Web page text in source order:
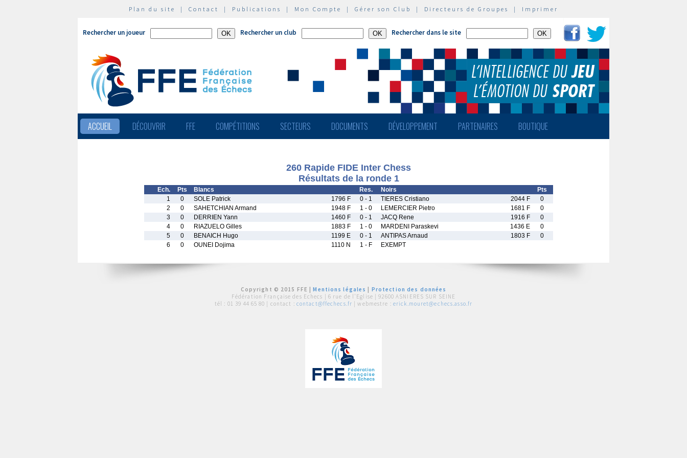
Plan du site | Contact | Publications | Mon Compte | Gérer son Club | Directeurs de Groupes | Imprimer
Rechercher un joueur Rechercher un club Rechercher dans le site
ACCUEIL DÉCOUVRIR FFE COMPÉTITIONS SECTEURS DOCUMENTS DÉVELOPPEMENT PARTENAIRES BOUTIQUE
260 Rapide FIDE Inter Chess
Résultats de la ronde 1
Ech. Pts Blancs Res. Noirs
Pts
1
0 SOLE Patrick 1796 F 0 - 1 TIERES Cristiano 2044 F
0
2
0 SAHETCHIAN Armand 1948 F 1 - 0 LEMERCIER Pietro 1681 F
0
3
0 DERRIEN Yann 1460 F 0 - 1 JACQ Rene 1916 F
0
4
0 RIAZUELO Gilles 1883 F 1 - 0 MARDENI Paraskevi 1436 E
0
5
0 BENAICH Hugo 1199 E 0 - 1 ANTIPAS Arnaud 1803 F
0
6
0 OUNEI Dojima 1110 N 1 - F EXEMPT
Copyright © 2015 FFE |Mentions légales
Protection des données
Fédération Française des Echecs | 6 rue de l'Eglise | 92600 ASNIERES SUR SEINE
tél : 01 39 44 65 80 | contact : contact@ffechecs.fr | webmestre : erick.mouret@echecs.asso.fr